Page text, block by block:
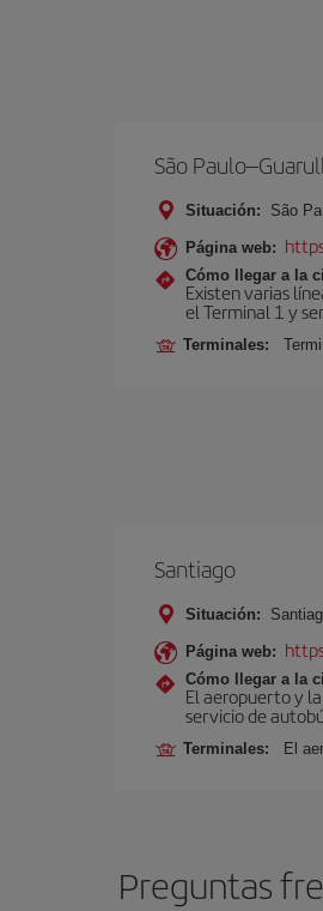
São
Situación: São
Página web:
Cómo llegar a la
Existen varias
el Terminal 1 y
Terminales:
Santiago
Situación:
Página web:
Cómo llegar a la
El aeropuerto y
servicio de
Terminales: El
Preguntas